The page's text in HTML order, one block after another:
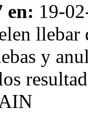
en: 19-
y